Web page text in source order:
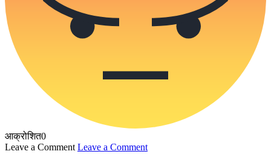
आक्रोशित0
Leave a Comment Leave a Comment